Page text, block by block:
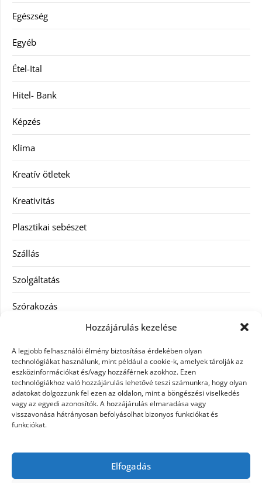
Hozzájárulás kezelése
A legjobb felhasználói élmény biztosítása érdekében olyan
technológiákat használunk, mint például a cookie-k, amelyek tárolják az
eszközinformációkat és/vagy hozzáférnek azokhoz. Ezen
technológiákhoz való hozzájárulás lehetővé teszi számunkra, hogy olyan
adatokat dolgozzunk fel ezen az oldalon, mint a böngészési viselkedés
vagy az egyedi azonosítók. A hozzájárulás elmaradása vagy
visszavonása hátrányosan befolyásolhat bizonyos funkciókat és
funkciókat.
Elfogadás
Egészség
Egyéb
Étel-Ital
Hitel- Bank
Képzés
Klíma
Kreatív ötletek
Kreativitás
Plasztikai sebészet
Szállás
Szolgáltatás
Szórakozás
Vásárlás
Víztisztítás
Webáruház
hátfájás kezelése műkörmös eszközök szemészeti betegségek